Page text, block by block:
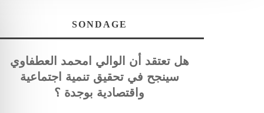
SONDAGE
هل تعتقد أن الوالي امحمد العطفاوي
سينجح في تحقيق تنمية اجتماعية
واقتصادية بوجدة ؟